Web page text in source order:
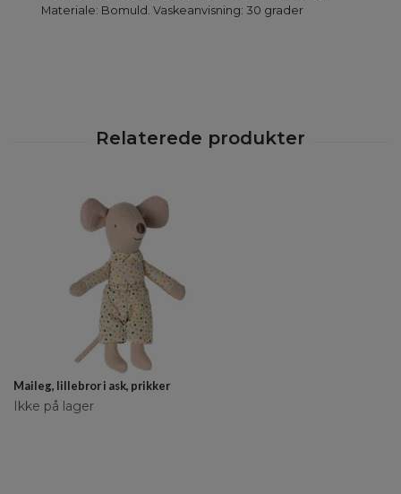
Materiale: Bomuld. Vaskeanvisning: 30 grader
Maileg, lillebror i ask, prikker
Ikke på lager